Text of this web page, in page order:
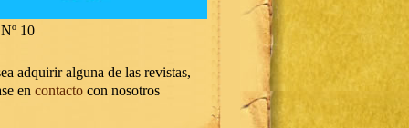
10
adquirir alguna de las revistas,
en contacto con nosotros